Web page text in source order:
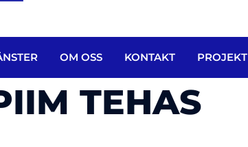
OM OSS KONTAKT PROJEKT
TEHAS